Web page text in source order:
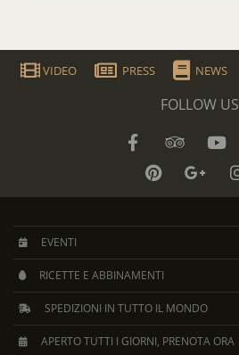
VIDEO PRESS NEWS
FOLLOW US
EVENTI
RICETTE E ABBINAMENTI
SPEDIZIONI IN TUTTO IL MONDO
APERTO TUTTI I GIORNI, PRENOTA ORA